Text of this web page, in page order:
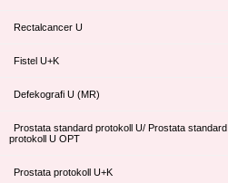
Rectalcancer U
Fistel U+K
Defekografi U (MR)
Prostata standard protokoll U/ Prostata standard
protokoll U OPT
Prostata protokoll U+K